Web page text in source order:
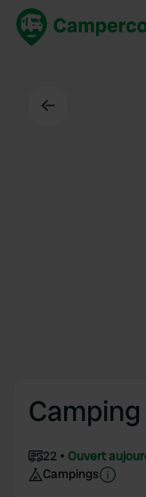
22
Ouvert
Campings